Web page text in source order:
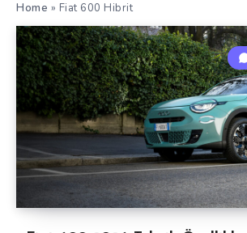
Home » Fiat 600 Hibrit